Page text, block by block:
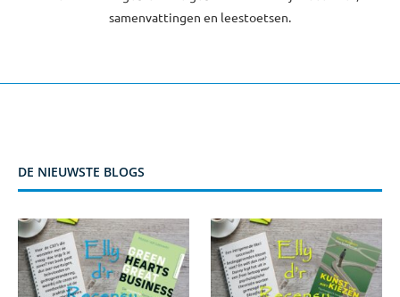
samenvattingen en leestoetsen.
DE NIEUWSTE BLOGS